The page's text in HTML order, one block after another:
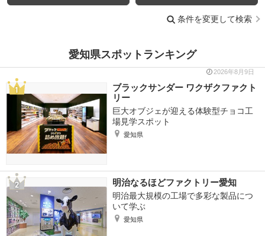
条件を変更して検索
愛知県スポットランキング
2026年8月9日
ブラックサンダー ワクザクファクト
リー
巨大オブジェが迎える体験型チョコ工
場見学スポット
愛知県
明治なるほどファクトリー愛知
明治最大規模の工場で多彩な製品につ
いて学ぶ
愛知県